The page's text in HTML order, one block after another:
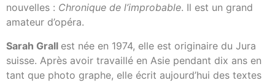
nouvelles : Chronique de l’improbable. Il est un grand
amateur d’opéra.
Sarah Grall est née en 1974, elle est originaire du Jura
suisse. Après avoir travaillé en Asie pendant dix ans en
tant que photo graphe, elle écrit aujourd’hui des textes